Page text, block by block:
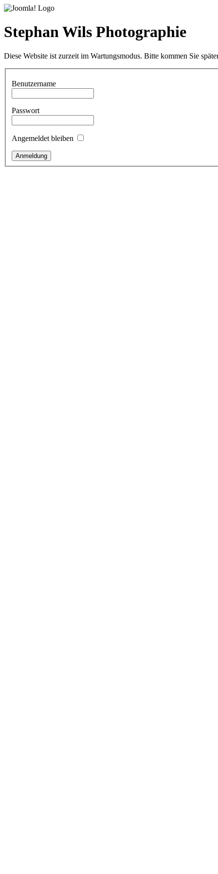
Stephan Wils Photographie
Diese Website ist zurzeit im Wartungsmodus. Bitte kommen Sie
Benutzername
Passwort
Angemeldet bleiben